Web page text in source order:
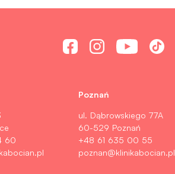
60
Poznań
ul. Dąbrowskiego 77A
60-529 Poznań
+48 61 635 00 55
poznan@klinikabocian.pl